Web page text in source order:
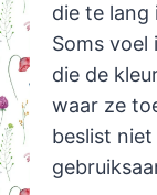
die te
Soms voel
die de
waar ze
beslist